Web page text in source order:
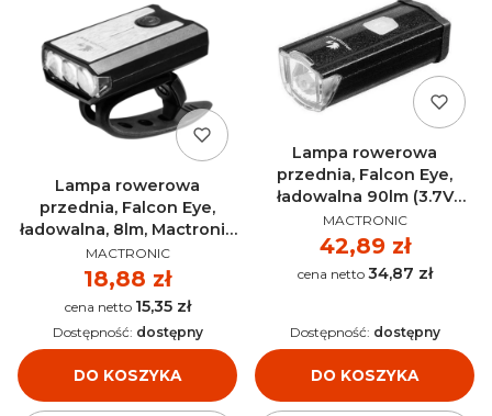
Lampa rowerowa
przednia, Falcon Eye,
ładowalna, 8lm, Mactronic
FBF0114
PRODUCENT
MACTRONIC
Cena
18,88 zł
Cena 15,35 zł
DO KOSZYKA
Dostępność: dostępny
Lampa rowerowa
przednia, Falcon Eye,
ładowalna 90lm (3.7V
550mAh), zestaw (kabel
micro USB) MACTRONIC
FBF0117
PRODUCENT
MACTRONIC
Cena
42,89 zł
Cena 34,87 zł
DO KOSZYKA
Dostępność: dostępny